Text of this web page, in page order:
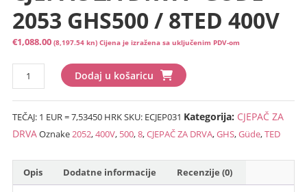
2053 GHS500 / 8TED 400V
€1,088.00 (8,197.54 kn) Cijena je izražena sa uključenim PDV-om
CJEPAČ
ZA
DRVA"
GÜDE-
2053
8TED
Dodaj u košaricu
TEČAJ: 1 EUR = 7,53450 HRKSKU: ECJEP031 Kategorija: CJEPAČ ZA
DRVAOznake2052,400V, 500,8,CJEPAČ ZA DRVA,GHS,Güde,TED
Opis Dodatne informacije Recenzije (0)